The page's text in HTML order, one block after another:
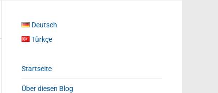
Deutsch
Türkçe
Startseite
Über diesen Blog